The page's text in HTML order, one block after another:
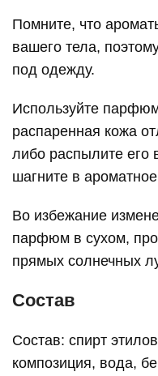
Помните, что
вашего тела,
под одежду.
Используйте
распаренная кожа
либо распылите его
шагните в
Во избежание
парфюм в сухом,
прямых солнечных
Состав
Состав: спирт
композиция, вода,